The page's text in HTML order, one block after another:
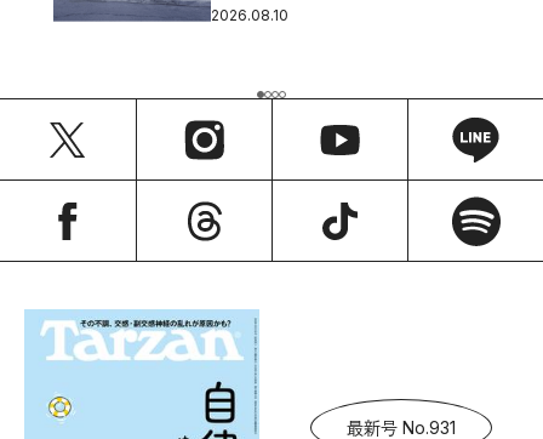
最新号 No.931